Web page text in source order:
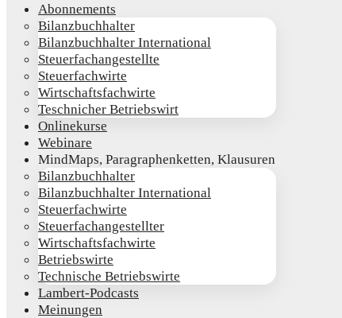
Abon­ne­ments
Bilanz­buch­hal­ter
Bilanz­buch­hal­ter International
Steu­er­fach­an­ge­stell­te
Steu­er­fach­wir­te
Wirt­schafts­fach­wir­te
Teschni­cher Betriebswirt
Online­kur­se
Web­i­na­re
Mind­Maps, Para­gra­phen­ket­ten, Klausuren
Bilanz­buch­hal­ter
Bilanz­buch­hal­ter International
Steu­er­fach­wir­te
Steu­er­fach­an­ge­stell­ter
Wirt­schafts­fach­wir­te
Betriebs­wir­te
Tech­ni­sche Betriebswirte
Lam­­bert-Pod­­casts
Mei­nun­gen